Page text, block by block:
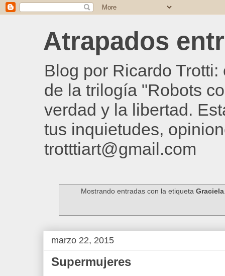
Atrapados
Blog por Ricardo
de la trilogía "Robots
verdad y la libertad.
tus inquietudes,
trotttiart@gmail.com
Mostrando entradas con la etiqueta Graciela
marzo 22, 2015
Supermujeres